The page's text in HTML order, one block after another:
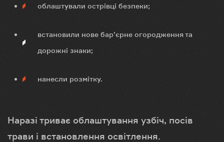
облаштували острівці безпеки;
встановили нове бар’єрне огородження та
дорожні знаки;
нанесли розмітку.
Наразі триває облаштування узбіч, посів
трави і встановлення освітлення.